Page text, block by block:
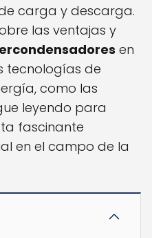
carga y descarga.
las ventajas y
en
tecnologías de
como las
leyendo para
fascinante
en el campo de la